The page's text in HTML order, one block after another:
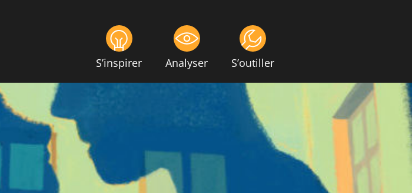
S’inspirer Analyser S’outiller